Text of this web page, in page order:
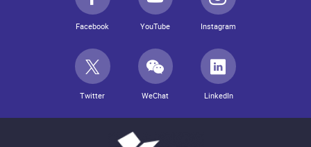
Facebook YouTube Instagram
Twitter WeChat LinkedIn